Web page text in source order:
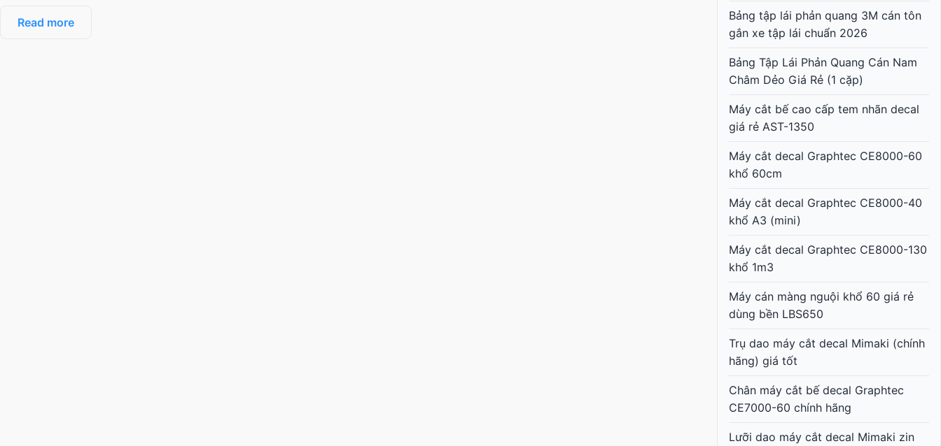
Read more
Bảng tập lái phản quang 3M cán tôn
gắn xe tập lái chuẩn 2026
Bảng Tập Lái Phản Quang Cán Nam
Châm Dẻo Giá Rẻ (1 cặp)
Máy cắt bế cao cấp tem nhãn decal
giá rẻ AST-1350
Máy cắt decal Graphtec CE8000-60
khổ 60cm
Máy cắt decal Graphtec CE8000-40
khổ A3 (mini)
Máy cắt decal Graphtec CE8000-130
khổ 1m3
Máy cán màng nguội khổ 60 giá rẻ
dùng bền LBS650
Trụ dao máy cắt decal Mimaki (chính
hãng) giá tốt
Chân máy cắt bế decal Graphtec
CE7000-60 chính hãng
Lưỡi dao máy cắt decal Mimaki zin